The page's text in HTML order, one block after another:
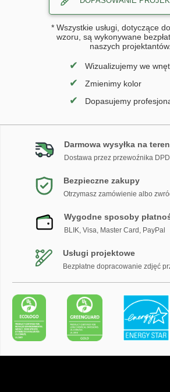
* Wszystkie usługi, dotyczące
wzoru, są wykonywane
naszych projektantów.
✔ Wizualizujemy we
✔ Zmienimy kolor
✔ Dopasujemy
Darmowa wysyłka na
Dostawa przez przewoźnika DPD
Bezpieczne zakupy
Otrzymasz zamówienie albo
Wygodne sposoby
BLIK, Visa, Master Card, PayPal
Usługi projektowe
Bezpłatne dopracowanie zdjęć